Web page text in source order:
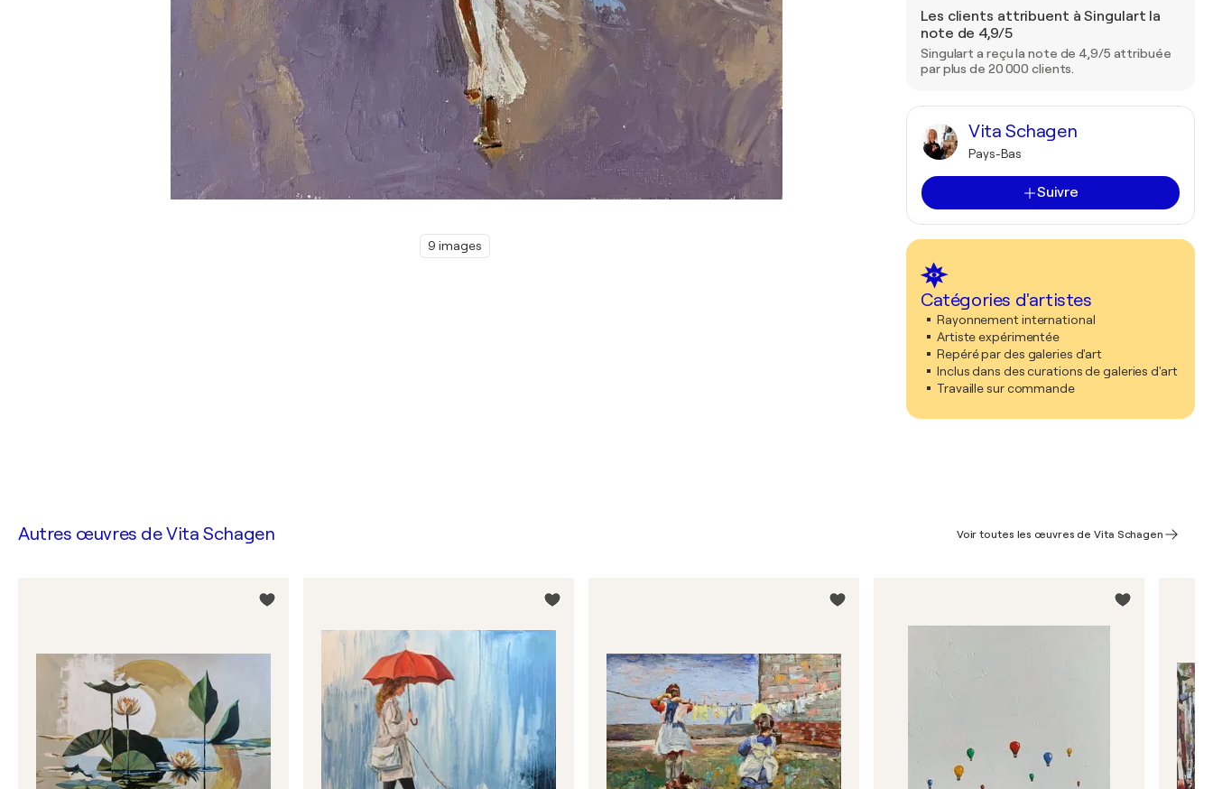
9 images
Les clients attribuent à Singulart la
note de 4,9/5
Singulart a reçu la note de 4,9/5 attribuée
par plus de 20 000 clients.
Vita Schagen
Pays-Bas
Suivre
Catégories d'artistes
Rayonnement international
Artiste expérimentée
Repéré par des galeries d'art
Inclus dans des curations de galeries d'art
Travaille sur commande
Autres œuvres deVita Schagen Voir toutes les œuvres de Vita Schagen